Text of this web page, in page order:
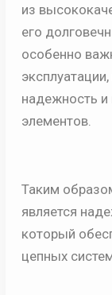
из
его
особенно
надежность и
элементов.
Таким
является
который
цепных